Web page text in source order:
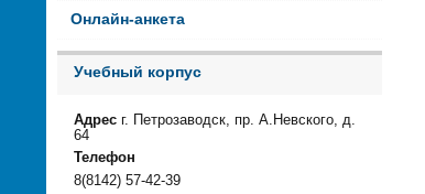
Онлайн-анкета
Учебный корпус
Адрес г. Петрозаводск, пр. А.Невского, д.
64
Телефон
8(8142) 57-42-39